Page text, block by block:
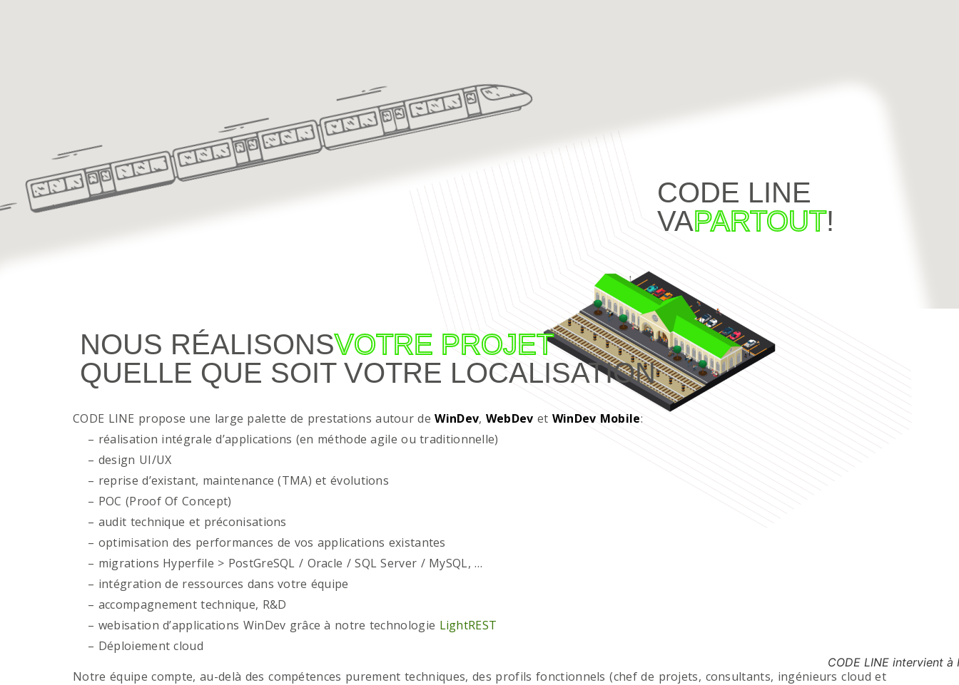
CODE LINE
VAPARTOUT!
NOUS RÉALISONSVOTRE PROJET
QUELLE QUE SOIT VOTRE LOCALISATION
CODE LINE propose une large palette de prestations autour deWinDev, WebDev et WinDev Mobile:
– réalisation intégrale d’applications (en méthode agile ou traditionnelle)
– design UI/UX
– reprise d’existant, maintenance (TMA) et évolutions
– POC (Proof Of Concept)
– audit technique et préconisations
– optimisation des performances de vos applications existantes
– migrations Hyperfile > PostGreSQL / Oracle / SQL Server / MySQL, …
– intégration de ressources dans votre équipe
– accompagnement technique, R&D
– webisation d’applications WinDev grâce à notre technologie LightREST
– Déploiement cloud
Notre équipe compte, au-delà des compétences purement techniques, des profils fonctionnels (chef de projets, consultants, ingénieurs cloud et
CODE LINE intervient à